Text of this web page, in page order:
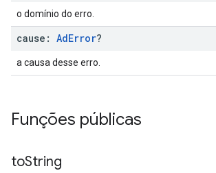
o domínio do erro.
cause: AdError?
a causa desse erro.
Funções públicas
toString